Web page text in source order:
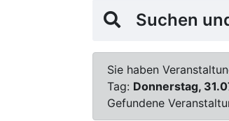
Suchen
Sie haben
Tag: Donnerstag,
Gefundene